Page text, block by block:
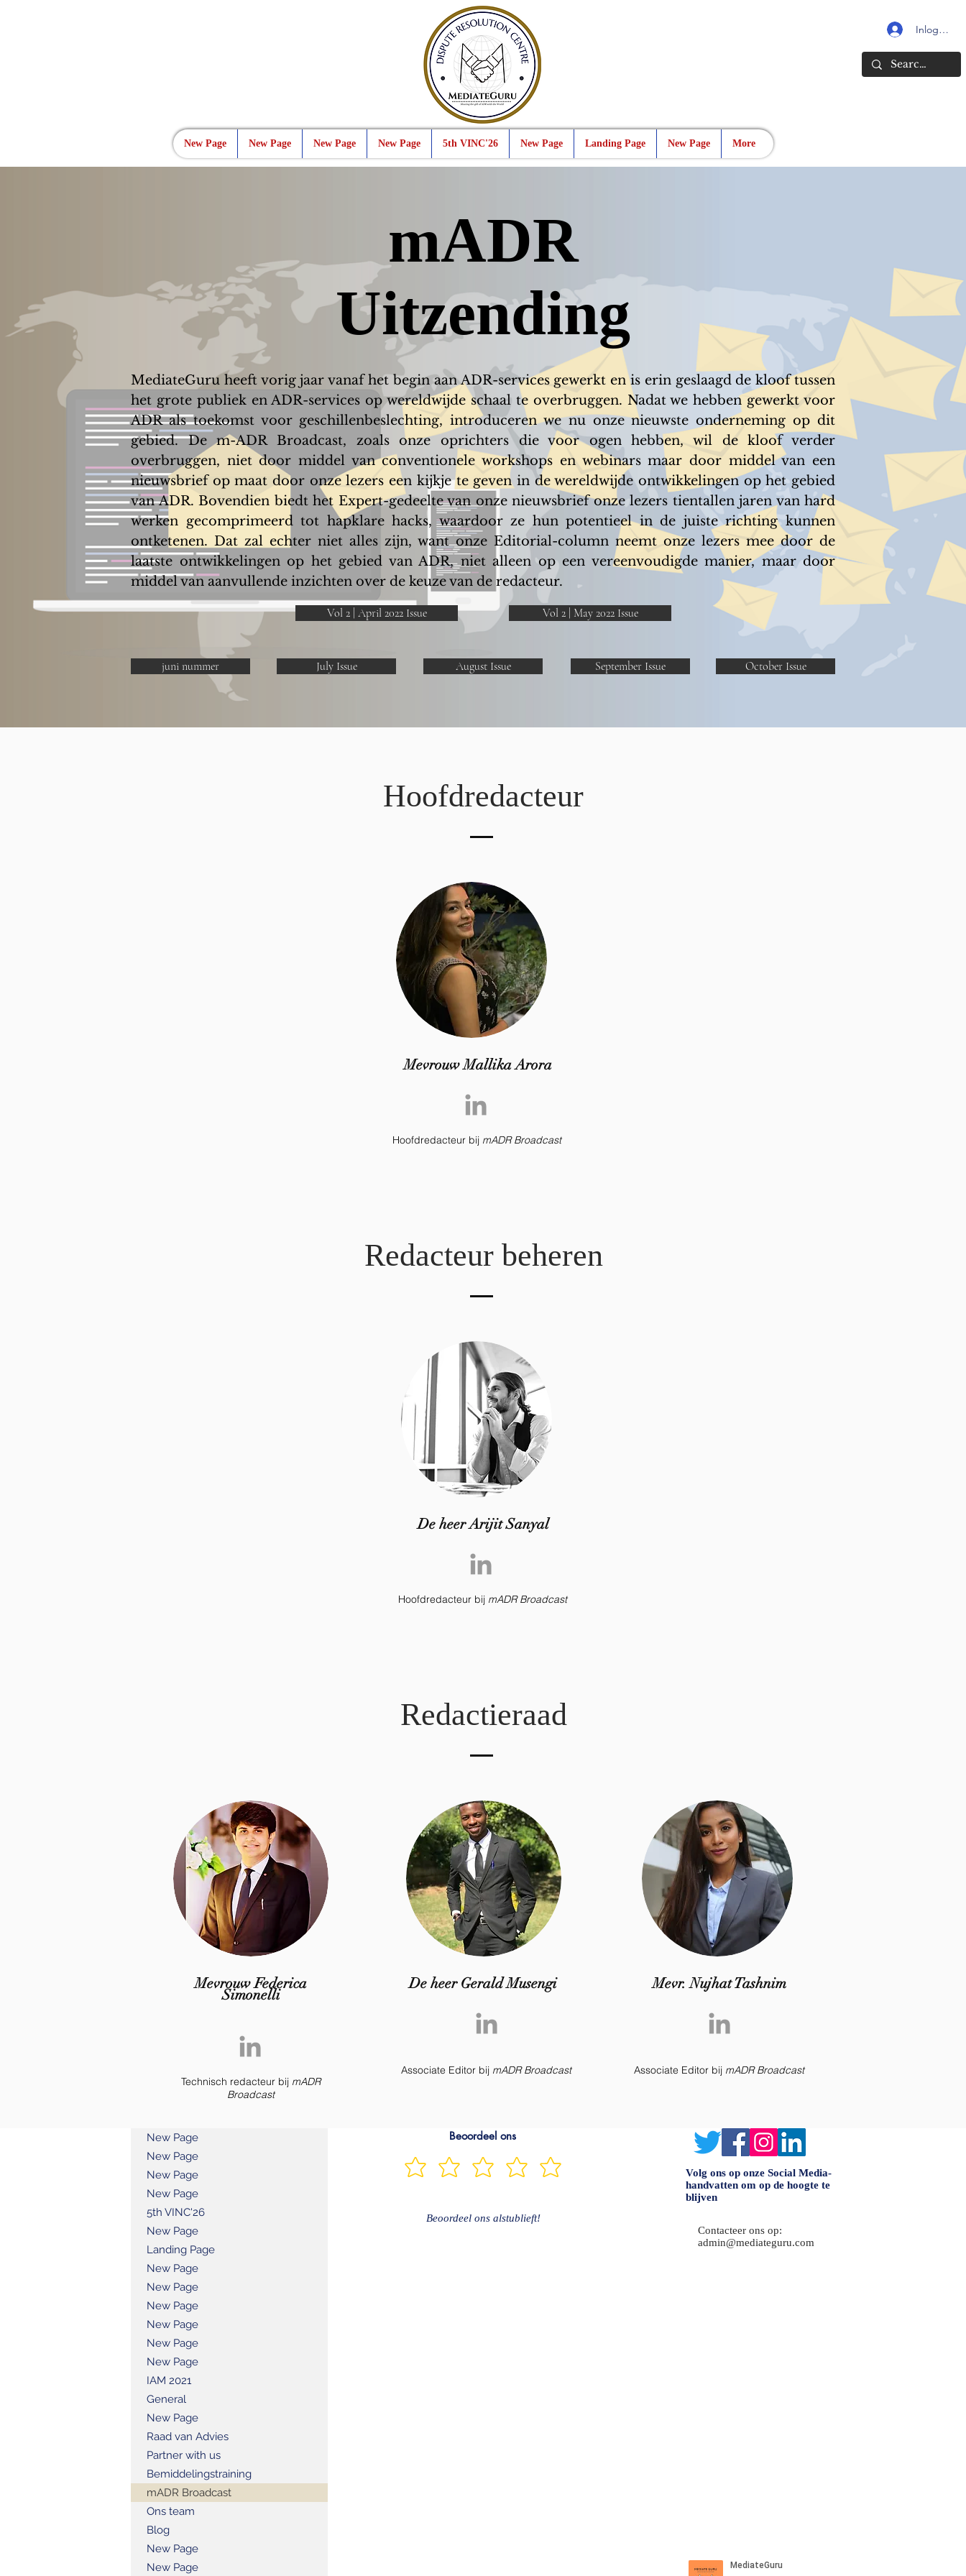
Inloggen
New Page New Page New Page New Page 5th VINC'26 New Page Landing Page New Page More
mADR
Uitzending
MediateGuru heeft vorig jaar vanaf het begin aan ADR-services gewerkt en is erin geslaagd de kloof tussen
het grote publiek en ADR-services op wereldwijde schaal te overbruggen. Nadat we hebben gewerkt voor
ADR als toekomst voor geschillenbeslechting, introduceren we nu onze nieuwste onderneming op dit
gebied. De m-ADR Broadcast, zoals onze oprichters die voor ogen hebben, wil de kloof verder
overbruggen, niet door middel van conventionele workshops en webinars maar door middel van een
nieuwsbrief op maat door onze lezers een kijkje te geven in de wereldwijde ontwikkelingen op het gebied
van ADR. Bovendien biedt het Expert-gedeelte van onze nieuwsbrief onze lezers tientallen jaren van hard
werken gecomprimeerd tot hapklare hacks, waardoor ze hun potentieel in de juiste richting kunnen
ontketenen. Dat zal echter niet alles zijn, want onze Editorial-column neemt onze lezers mee door de
laatste ontwikkelingen op het gebied van ADR, niet alleen op een vereenvoudigde manier, maar door
middel van aanvullende inzichten over de keuze van de redacteur.
juni nummer
Vol 2 | April 2022 Issue Vol 2 | May 2022 Issue
July Issue August Issue September Issue October Issue
Hoofdredacteur
Mevrouw Mallika Arora
Hoofdredacteur bij mADR Broadcast
Redacteur beheren
De heer Arijit Sanyal
Hoofdredacteur bij mADR Broadcast
Redactieraad
Mevrouw Federica
Simonelli
Technisch redacteur bij mADR
Broadcast
De heer Gerald Musengi
Associate Editor bij mADR Broadcast
Mevr. Nujhat Tashnim
Associate Editor bij mADR Broadcast
New Page
New Page
New Page
New Page
5th VINC'26
New Page
Landing Page
New Page
New Page
New Page
New Page
New Page
New Page
IAM 2021
General
New Page
Raad van Advies
Partner with us
Bemiddelingstraining
mADR Broadcast
Ons team
Blog
New Page
New Page
Beoordeel ons
Beoordeel ons alstublieft!
Volg ons op onze Social Media-
handvatten om op de hoogte te
blijven
Contacteer ons op:
admin@mediateguru.com